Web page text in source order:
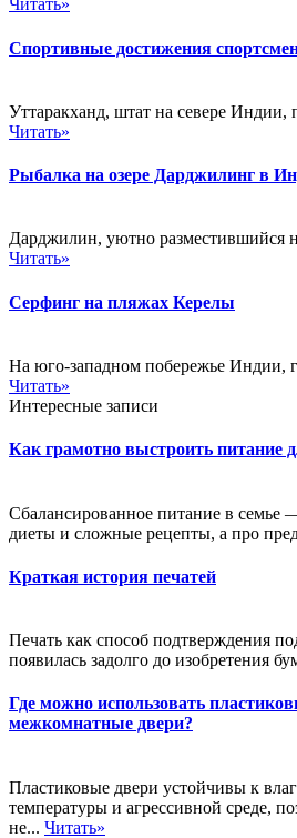
Читать»
Спортивные достижения
Уттаракханд, штат на севере Индии,
Читать»
Рыбалка на озере Дарджилинг в
Дарджилин, уютно разместившийся
Читать»
Серфинг на пляжах Керелы
На юго-западном побережье Индии,
Читать»
Интересные записи
Как грамотно выстроить питание
Сбалансированное питание в семье
диеты и сложные рецепты, а про
Краткая история печатей
Печать как способ подтверждения
появилась задолго до изобретения
Где можно использовать
межкомнатные двери?
Пластиковые двери устойчивы к
температуры и агрессивной среде,
не... Читать»